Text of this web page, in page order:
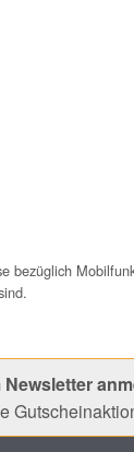
Newsletter